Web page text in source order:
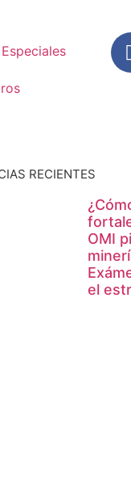
Especiales
RECIENTES
OMI
el